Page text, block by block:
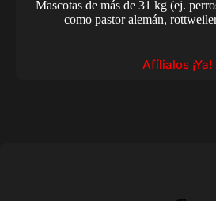
Mascotas de más de 31 kg (ej.
como pastor alemán,
Afílialos ¡Ya!